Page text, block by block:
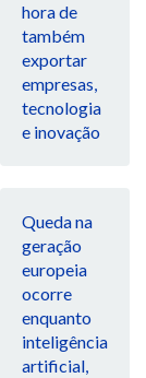
hora de
também
exportar
empresas,
tecnologia
e inovação
Queda na
geração
europeia
ocorre
enquanto
inteligência
artificial,